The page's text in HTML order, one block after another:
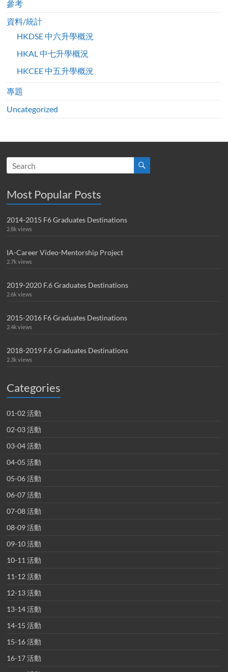
參考
資料/統計
HKDSE 中六升學概況
HKAL 中七升學概況
HKCEE 中五升學概況
專題
Uncategorized
Most Popular Posts
2014-2015 F6 Graduates Destinations
2.8k views
IA-Career Video-Mentorship Project
2.7k views
2019-2020 F.6 Graduates Destinations
2.6k views
2015-2016 F6 Graduates Destinations
2.4k views
2018-2019 F.6 Graduates Destinations
2.3k views
Categories
01-02 活動
02-03 活動
03-04 活動
04-05 活動
05-06 活動
06-07 活動
07-08 活動
08-09 活動
09-10 活動
10-11 活動
11-12 活動
12-13 活動
13-14 活動
14-15 活動
15-16 活動
16-17 活動